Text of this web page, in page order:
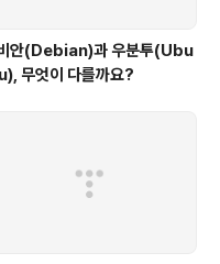
안(Debian)과 우분투(Ubu
무엇이 다를까요?